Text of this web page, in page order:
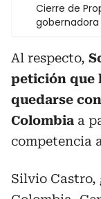
Cierre de
Al respecto,
petición que
quedarse
Colombia a
competencia
Silvio Castro,